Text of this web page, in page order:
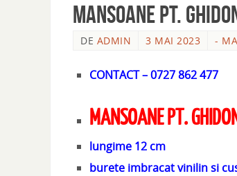
MANSOANE PT.
DE ADMIN 3 MAI 2023 -
CONTACT – 0727 862 477
MANSOANE PT.
lungime 12 cm
burete imbracat vinilin si